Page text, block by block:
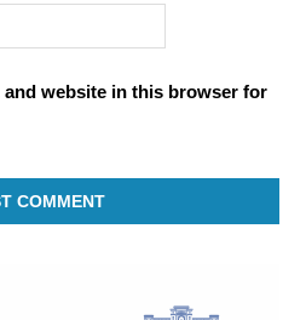
and website in this browser for